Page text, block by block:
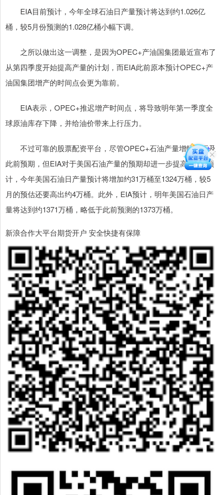
EIA目前预计，今年全球石油日产量预计将达到约1.026亿
桶，较5月份预测的1.028亿桶小幅下调。
之所以做出这一调整，是因为OPEC+产油国集团最近宣布了
从第四季度开始提高产量的计划，而EIA此前原本预计OPEC+产
油国集团增产的时间点会更为靠前。
EIA表示，OPEC+推迟增产时间点，将导致明年第一季度全
球原油库存下降，并给油价带来上行压力。
不过可靠的股票配资平台，尽管OPEC+石油产量增幅或不及
此前预期，但EIA对于美国石油产量的预期却进一步提高。EIA预
计，今年美国石油日产量预计将增加约31万桶至1324万桶，较5
月的预估还要高出约4万桶。此外，EIA预计，明年美国石油日产
量将达到约1371万桶，略低于此前预测的1373万桶。
新浪合作大平台期货开户 安全快捷有保障